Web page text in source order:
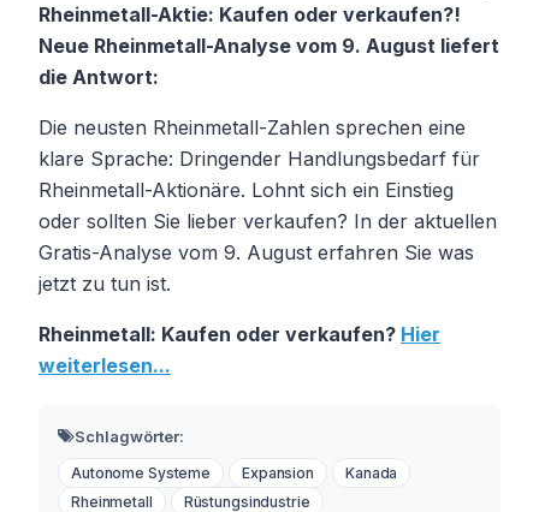
Rheinmetall-Aktie: Kaufen oder verkaufen?!
Neue Rheinmetall-Analyse vom 9. August liefert
die Antwort:
Die neusten Rheinmetall-Zahlen sprechen eine
klare Sprache: Dringender Handlungsbedarf für
Rheinmetall-Aktionäre. Lohnt sich ein Einstieg
oder sollten Sie lieber verkaufen? In der aktuellen
Gratis-Analyse vom 9. August erfahren Sie was
jetzt zu tun ist.
Rheinmetall: Kaufen oder verkaufen? Hier
weiterlesen...
Schlagwörter:
Autonome Systeme Expansion
Kanada
Rheinmetall
Rüstungsindustrie